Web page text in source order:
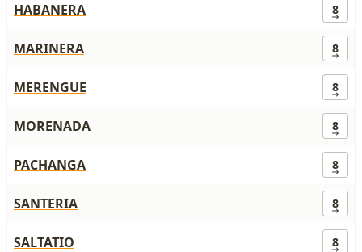
HABANERA 8
MARINERA 8
MERENGUE 8
MORENADA 8
PACHANGA 8
SANTERIA 8
SALTATIO 8